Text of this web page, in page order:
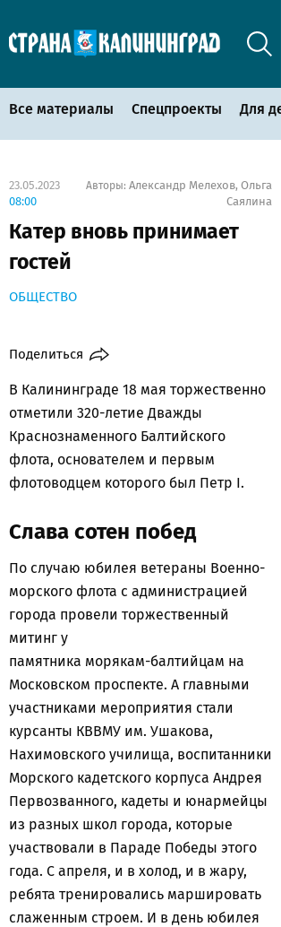
Все материалы Спецпроекты Для
23.05.2023
08:00
Авторы: Александр Мелехов, Ольга
Саялина
Катер вновь принимает
гостей
ОБЩЕСТВО
Поделиться
В Калининграде 18 мая торжественно
отметили 320-летие Дважды
Краснознаменного Балтийского
флота, основателем и первым
флотоводцем которого был Петр I.
Слава сотен побед
По случаю юбилея ветераны Военно-
морского флота с администрацией
города провели торжественный
митинг у
памятника морякам-балтийцам на
Московском проспекте. А главными
участниками мероприятия стали
курсанты КВВМУ им. Ушакова,
Нахимовского училища, воспитанники
Морского кадетского корпуса Андрея
Первозванного, кадеты и юнармейцы
из разных школ города, которые
участвовали в Параде Победы этого
года. С апреля, и в холод, и в жару,
ребята тренировались маршировать
слаженным строем. И в день юбилея